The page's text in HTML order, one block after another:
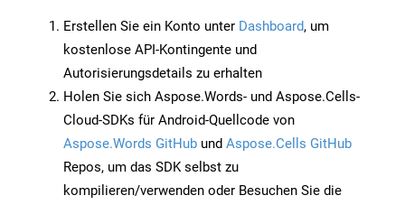
Erstellen Sie ein Konto unter Dashboard, um
kostenlose API-Kontingente und
Autorisierungsdetails zu erhalten
Holen Sie sich Aspose.Words- und Aspose.Cells-
Cloud-SDKs für Android-Quellcode von
Aspose.Words GitHub und Aspose.Cells GitHub
Repos, um das SDK selbst zu
kompilieren/verwenden oder Besuchen Sie die